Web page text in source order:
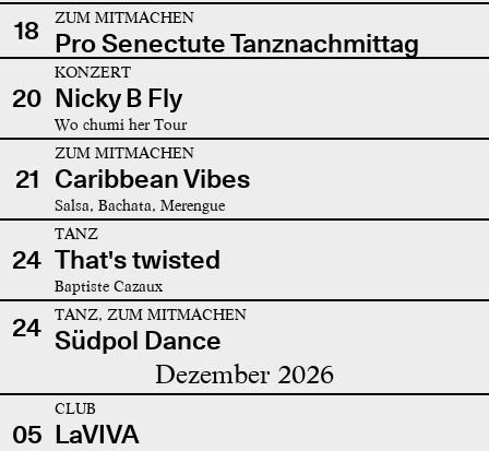
18 ZUM MITMACHEN
Pro Senectute Tanznachmittag
20
KONZERT
Nicky B Fly
Wo chumi her Tour
21
ZUM MITMACHEN
Caribbean Vibes
Salsa, Bachata, Merengue
24
TANZ
That's twisted
Baptiste Cazaux
24 TANZ, ZUM MITMACHEN
Südpol Dance
Dezember 2026
05
CLUB
LaVIVA